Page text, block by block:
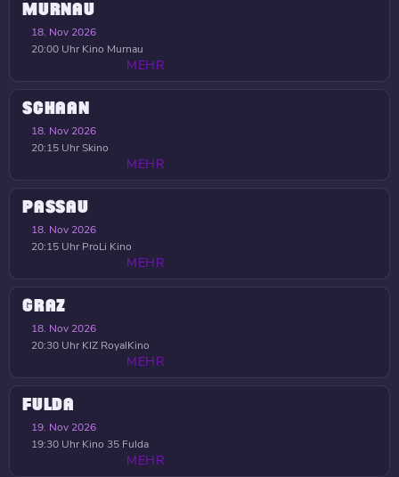
MURNAU
18. Nov 2026
20:00 Uhr Kino Murnau
MEHR
SCHAAN
18. Nov 2026
20:15 UhrSkino
MEHR
PASSAU
18. Nov 2026
20:15 Uhr ProLi Kino
MEHR
GRAZ
18. Nov 2026
20:30 Uhr KIZ RoyalKino
MEHR
FULDA
19. Nov 2026
19:30 Uhr Kino 35 Fulda
MEHR